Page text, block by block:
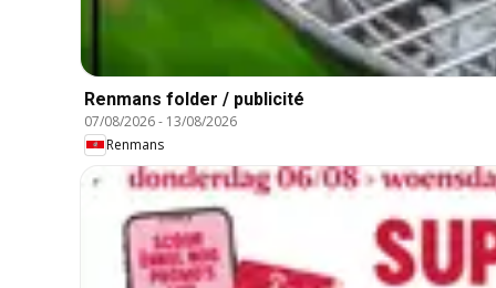
Renmans folder / publicité
07/08/2026- 13/08/2026
Renmans